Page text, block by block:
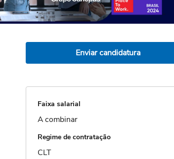
Enviar candidatura
Faixa salarial
A combinar
Regime de contratação
CLT